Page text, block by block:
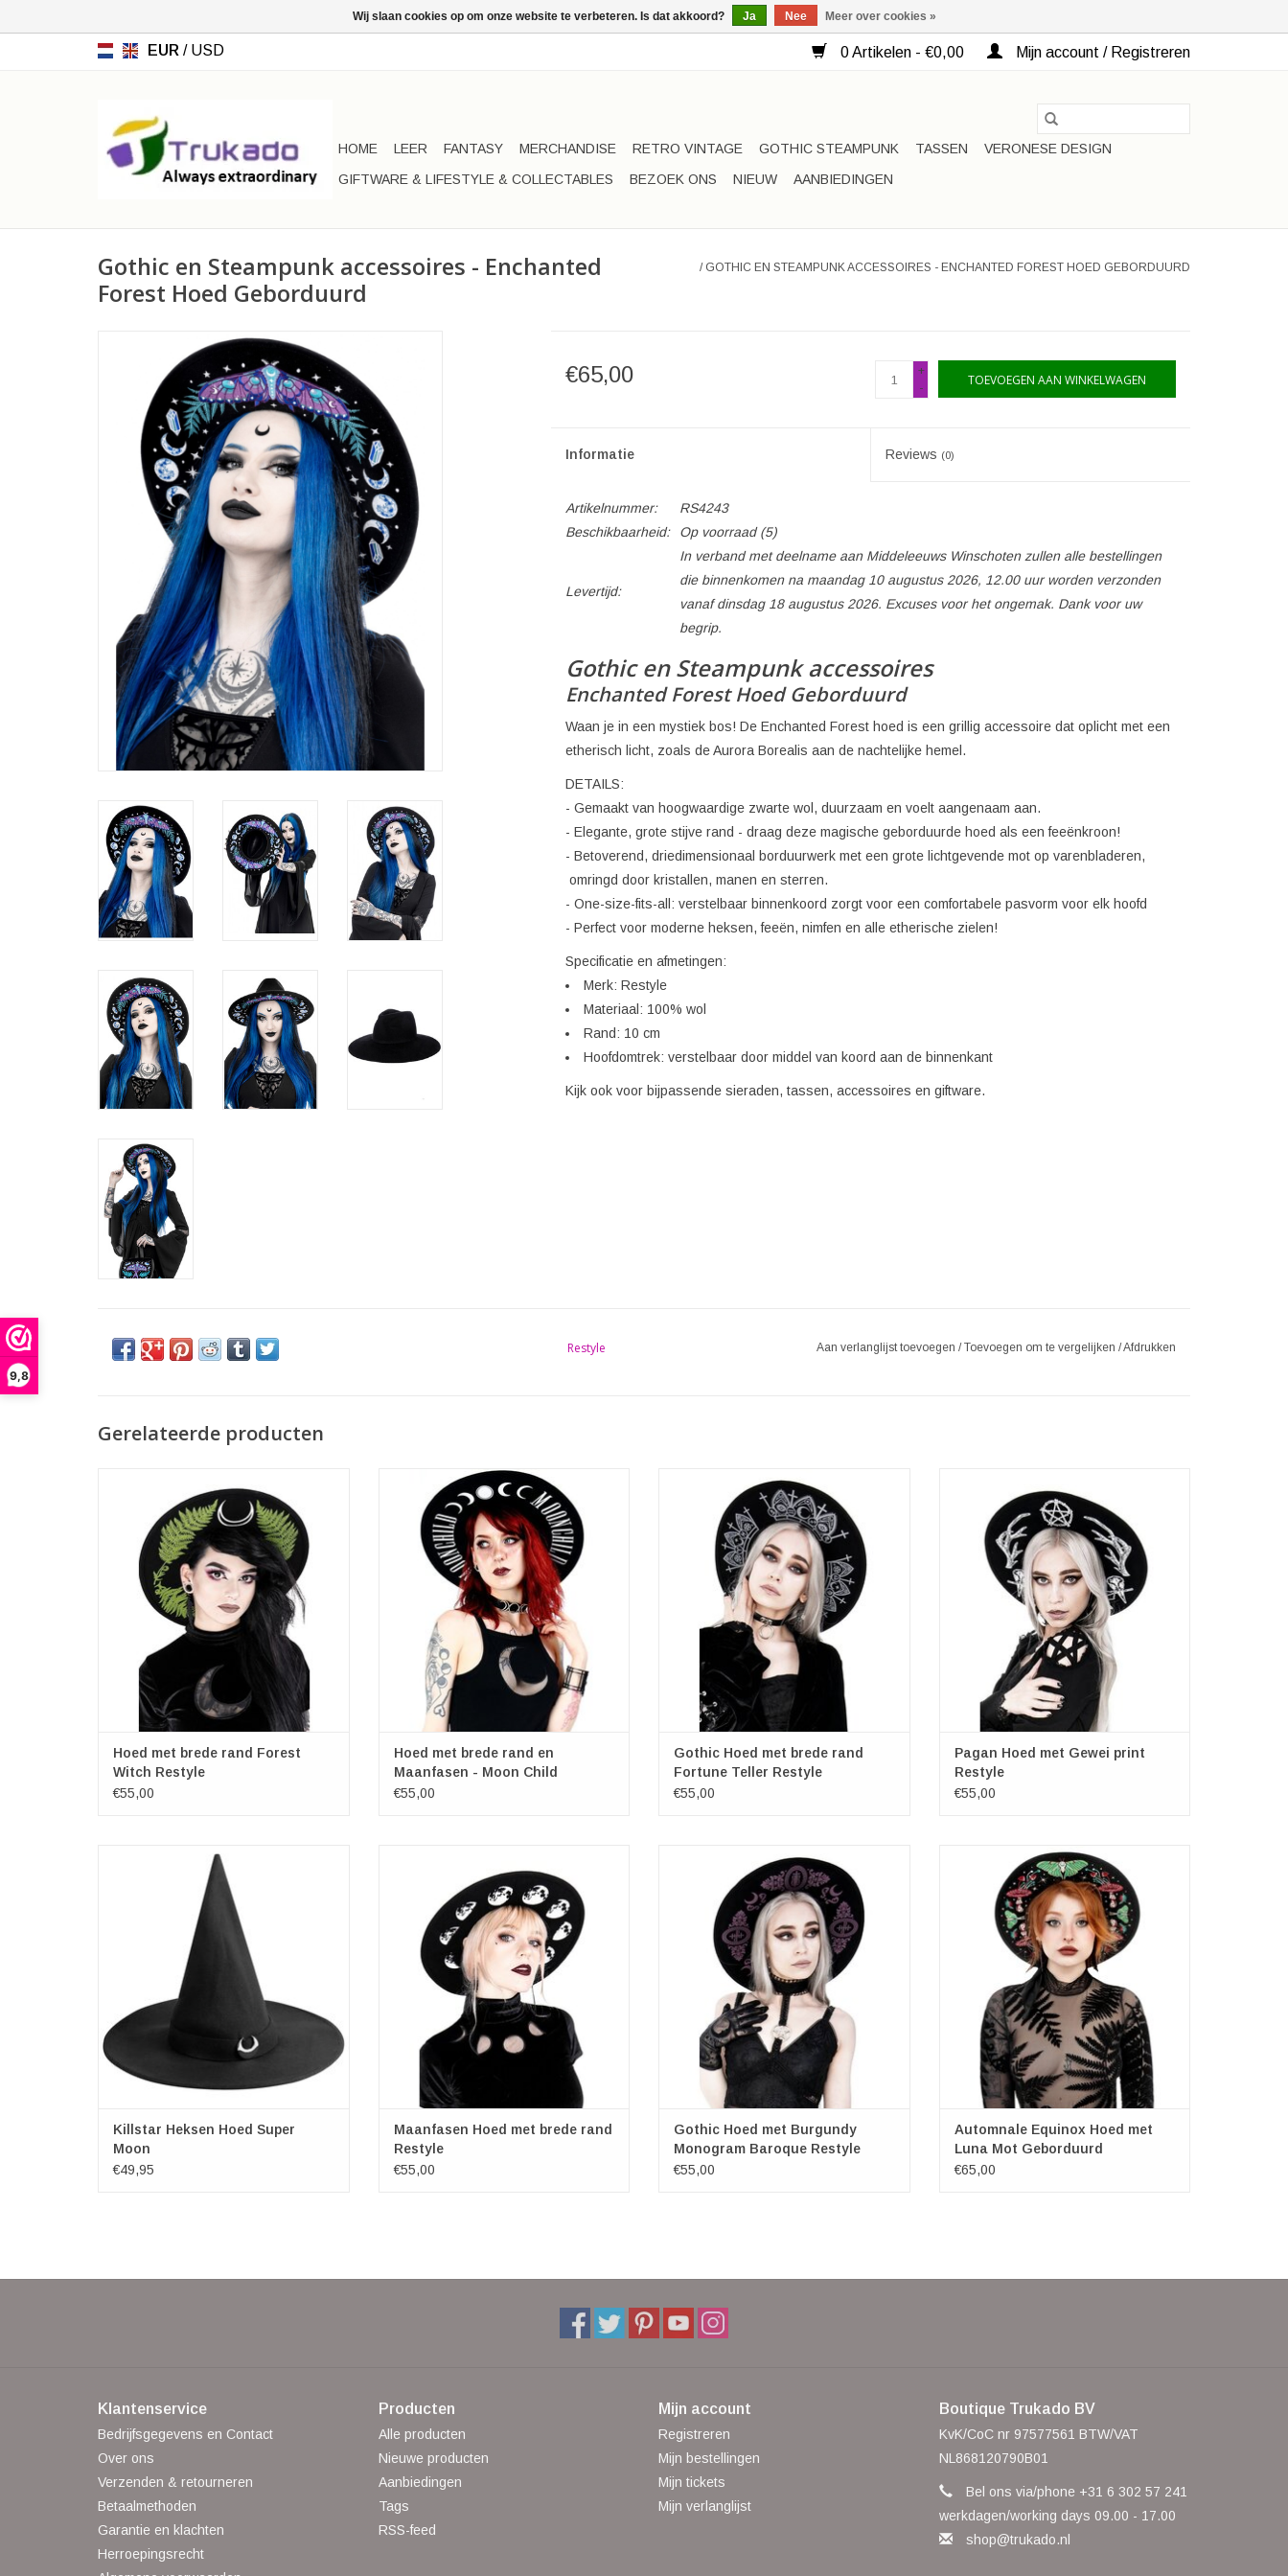
9,8
EUR / USD 0 Artikelen - €0,00 Mijn account / Registreren
HOME LEER FANTASY MERCHANDISE RETRO VINTAGE GOTHIC STEAMPUNK TASSEN
VERONESE DESIGN
GIFTWARE & LIFESTYLE & COLLECTABLES
BEZOEK ONS NIEUW AANBIEDINGEN
Gothic en Steampunk accessoires - Enchanted
Forest Hoed Geborduurd
/ GOTHIC EN STEAMPUNK ACCESSOIRES - ENCHANTED FOREST HOED GEBORDUURD
€65,00
+
-
TOEVOEGEN AAN WINKELWAGEN
Informatie Reviews (0)
Artikelnummer:
RS4243
Beschikbaarheid:
Op voorraad(5)
Levertijd:
In verband met deelname aan Middeleeuws Winschoten zullen alle bestellingen
die binnenkomen na maandag 10 augustus 2026, 12.00 uur worden verzonden
vanaf dinsdag 18 augustus 2026. Excuses voor het ongemak. Dank voor uw
begrip.
Gothic en Steampunk accessoires
Enchanted Forest Hoed Geborduurd
Waan je in een mystiek bos! De Enchanted Forest hoed is een grillig accessoire dat oplicht met een
etherisch licht, zoals de Aurora Borealis aan de nachtelijke hemel.
DETAILS:
- Gemaakt van hoogwaardige zwarte wol, duurzaam en voelt aangenaam aan.
- Elegante, grote stijve rand - draag deze magische geborduurde hoed als een feeënkroon!
- Betoverend, driedimensionaal borduurwerk met een grote lichtgevende mot op varenbladeren,
omringd door kristallen, manen en sterren.
- One-size-fits-all: verstelbaar binnenkoord zorgt voor een comfortabele pasvorm voor elk hoofd
- Perfect voor moderne heksen, feeën, nimfen en alle etherische zielen!
Specificatie en afmetingen:
Merk: Restyle
Materiaal: 100% wol
Rand: 10 cm
Hoofdomtrek: verstelbaar door middel van koord aan de binnenkant
Kijk ook voor bijpassende sieraden, tassen, accessoires en giftware.
Restyle Aan verlanglijst toevoegen /Toevoegen om te vergelijken /Afdrukken
Gerelateerde producten
Hoofdomtrek: verstelbaar
Merk: Restyle
Materiaal: 100% wol
Breede rand: 10cm
TOEVOEGEN AAN WINKELWAGEN
Hoed met brede rand Forest
Witch Restyle
€55,00
Moon Child hoed.
Gemaakt van 100% wol, volledig verstevigd
zodat de vorm perfect wordt behouden.
Aan de binnenkant van de brede rand
bevindt zich print met de tekst tekst "Moon
Child" en de Maanfasen.
Deze hoed transformeert elke outfit tot een
heksige
TOEVOEGEN AAN WINKELWAGEN
Hoed met brede rand en
Maanfasen - Moon Child
€55,00
Gothic Hoed met brede rand - Fortune Teller.
Gothic Hoed Fortune Teller
Merk: Restyle
Materiaal: 100% wol
Hoofdomtrek: verstelbaar
Breede rand: 10cm
TOEVOEGEN AAN WINKELWAGEN
Gothic Hoed met brede rand
Fortune Teller Restyle
€55,00
Merk: Restyle
Materiaal: 100% wol
Hoofdomtrek: verstelbaar
Breede rand: 10cm
TOEVOEGEN AAN WINKELWAGEN
Pagan Hoed met Gewei print
Restyle
€55,00
Killstar Heksen Hoed Super Moon
Metalen halve Maan
EEN MAAT
Met KILLSTAR branding. 100% wol
TOEVOEGEN AAN WINKELWAGEN
Killstar Heksen Hoed Super
Moon
€49,95
Merk: Restyle
Materiaal: 100% wool
Hoofdomtrek: verstelbaar
TOEVOEGEN AAN WINKELWAGEN
Maanfasen Hoed met brede rand
Restyle
€55,00
Gothic Hoed met Burgundy Monogram
Baroque
Merk: Restyle
Materiaal: 100% wool
Hoofdomtrek: verstelbaar
Gothic Hoed met Burgundy
Monogram Baroque Restyle
€55,00
Automnale Equinox Hoed met Luna Mot
Geborduurd
Merk: Restyle
Materiaal: 100% wool
Hoofdomtrek: verstelbaar
TOEVOEGEN AAN WINKELWAGEN
Automnale Equinox Hoed met
Luna Mot Geborduurd
€65,00
Klantenservice
Bedrijfsgegevens en Contact
Over ons
Verzenden & retourneren
Betaalmethoden
Garantie en klachten
Herroepingsrecht
Producten
Alle producten
Nieuwe producten
Aanbiedingen
Tags
RSS-feed
Mijn account
Registreren
Mijn bestellingen
Mijn tickets
Mijn verlanglijst
Boutique Trukado BV
KvK/CoC nr 97577561 BTW/VAT
NL868120790B01
Bel ons via/phone +31 6 302 57 241
werkdagen/working days 09.00 - 17.00
shop@trukado.nl
Wij slaan cookies op om onze website te verbeteren. Is dat akkoord? Ja Nee Meer over cookies »